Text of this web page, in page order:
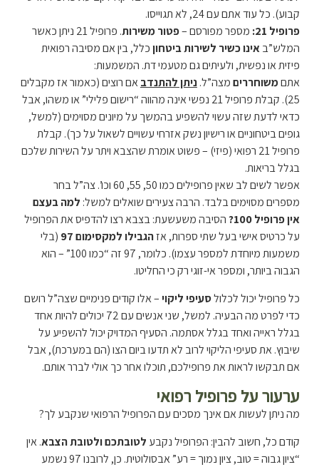
קבוע). כל עוד אתם עם 24, לא תגוייסו.
פרופיל 21:
מספר מפורסם –פטור משירות
. פרופיל 21 ניתן כאשר
המלש”באינו כשיר לשירות ביטחוןכלל, בין אם מסיבה רפואית
פיזית או נפשית, ולעיתים גם מטעמי דת. המשמעות:
אתםמשוחרריםמצה”ל.ניתן להתנדבאם רוצים (כאמור אז מקבלים
25). קבלת פרופיל 21 נפשי אינה מהווה “רישום פלילי” או משהו, אבל
כדאי לדעת שזה עשוי להשפיע בהמשך על מיונים מסוימים (למשל,
גופים ביטחוניים או רישיון נשק אזרחי עשויים לשאול על כך). קבלת
פרופיל 21 רפואי (פיזי) – פשוט אומרת שהצבא ויתר על השירות שלכם
בגלל בריאות.
אפשר לשים לב שאין פרופילים כמו 50, 55, 60 וכו’. צה”ל בחר
מספרים מסוימים בלבד. הרבה צעירים שואלים למשל: למה בעצם
אין פרופיל 100?
הסיבה משעשעת: בצבא רצו להדפיס את הפרופיל
על כרטיס אישי בעל שתי ספרות, אזהגבילו למקסימום 97
(בלי
משמעות מיוחדת למספר עצמו). כלומר, 97 זה “כמו 100” – הוא
הגבוה ביותר, ומספר אי-זוגי רק כי החליטו.
כל פרופיל יכול לכלולסעיפי ליקוי– אלו קודים פנימיים שצה”ל רושם
כדי לפרט מה הבעיה. למשל, שני אנשים עם 72 יכולים להיות אחד
בגלל ראייה ואחד בגלל אסתמה. הסעיף המדויק יכול להשפיע על
שיבוץ. את סעיפי הליקוי לרוב לא תדעו ביום הצו (הם במערכת), אבל
אם תבקשו לראות את פרופילכם, תוכלו אחר כך אולי לברר אותם.
ערעור על פרופיל רפואי​
מה ניתן לעשות אם אינך מסכים עם הפרופיל הרפואי שנקבע לך?
קודם כל, חשוב להבין: הפרופיל נקבע לטובתכם ולטובת הצבא. אין
“ציון גבוה = טוב, ציון נמוך = רע” אבסולוטית. כן, לרובנו 97 נשמע